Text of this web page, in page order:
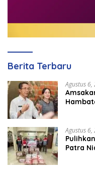
Berita Terbaru
Agustus 6,
Agustus 6,
Patra